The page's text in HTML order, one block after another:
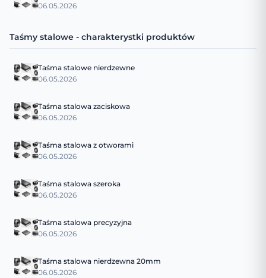
06.05.2026
Taśmy stalowe - charakterystki produktów
Taśma stalowe nierdzewne
06.05.2026
Taśma stalowa zaciskowa
06.05.2026
Taśma stalowa z otworami
06.05.2026
Taśma stalowa szeroka
06.05.2026
Taśma stalowa precyzyjna
06.05.2026
Taśma stalowa nierdzewna 20mm
06.05.2026